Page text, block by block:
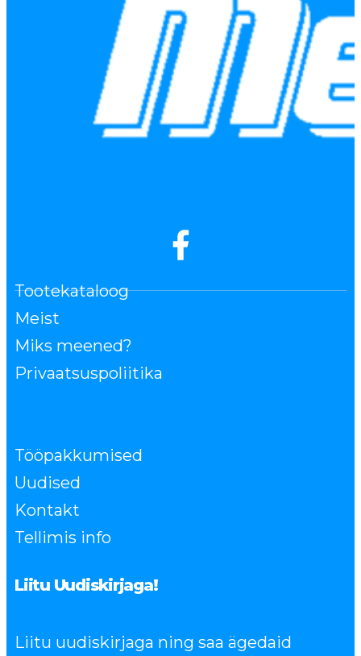
Tootekataloog
Meist
Miks meened?
Privaatsuspoliitika
Tööpakkumised
Uudised
Kontakt
Tellimis info
Liitu Uudiskirjaga!
Liitu uudiskirjaga ning saa ägedaid